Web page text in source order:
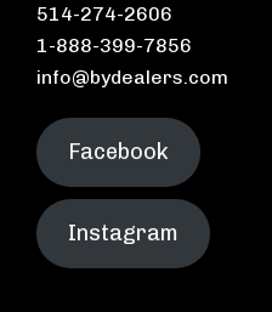
514-274-2606
1-888-399-7856
info@bydealers.com
Facebook
Instagram